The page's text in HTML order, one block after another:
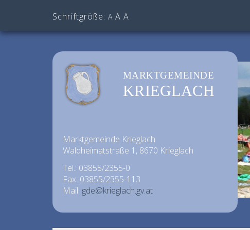
Schriftgröße: A A A
MARKTGEMEINDE
KRIEGLACH
Marktgemeinde Krieglach
Waldheimatstraße 1, 8670 Krieglach
Tel.: 03855/2355-0
Fax: 03855/2355-113
Mail: gde@krieglach.gv.at